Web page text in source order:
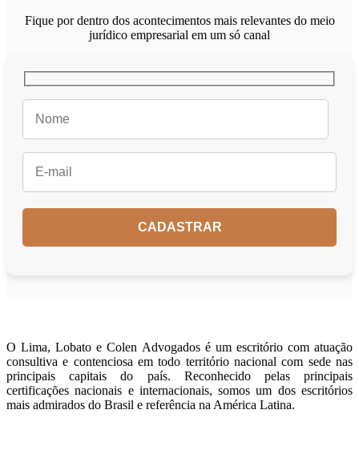
Fique por dentro dos acontecimentos mais relevantes do meio
jurídico empresarial em um só canal
O Lima, Lobato e Colen Advogados é um escritório com atuação
consultiva e contenciosa em todo território nacional com sede nas
principais capitais do país. Reconhecido pelas principais
certificações nacionais e internacionais, somos um dos escritórios
mais admirados do Brasil e referência na América Latina.